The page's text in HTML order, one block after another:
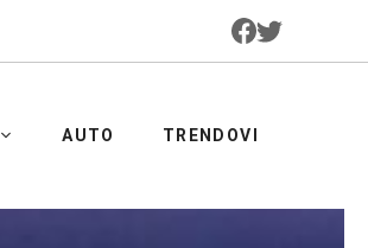
AUTO TRENDOVI